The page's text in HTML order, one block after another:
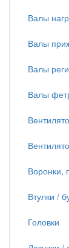
Валы
Валы
Валы
Валы
Воронки,
Втулки /
Головки